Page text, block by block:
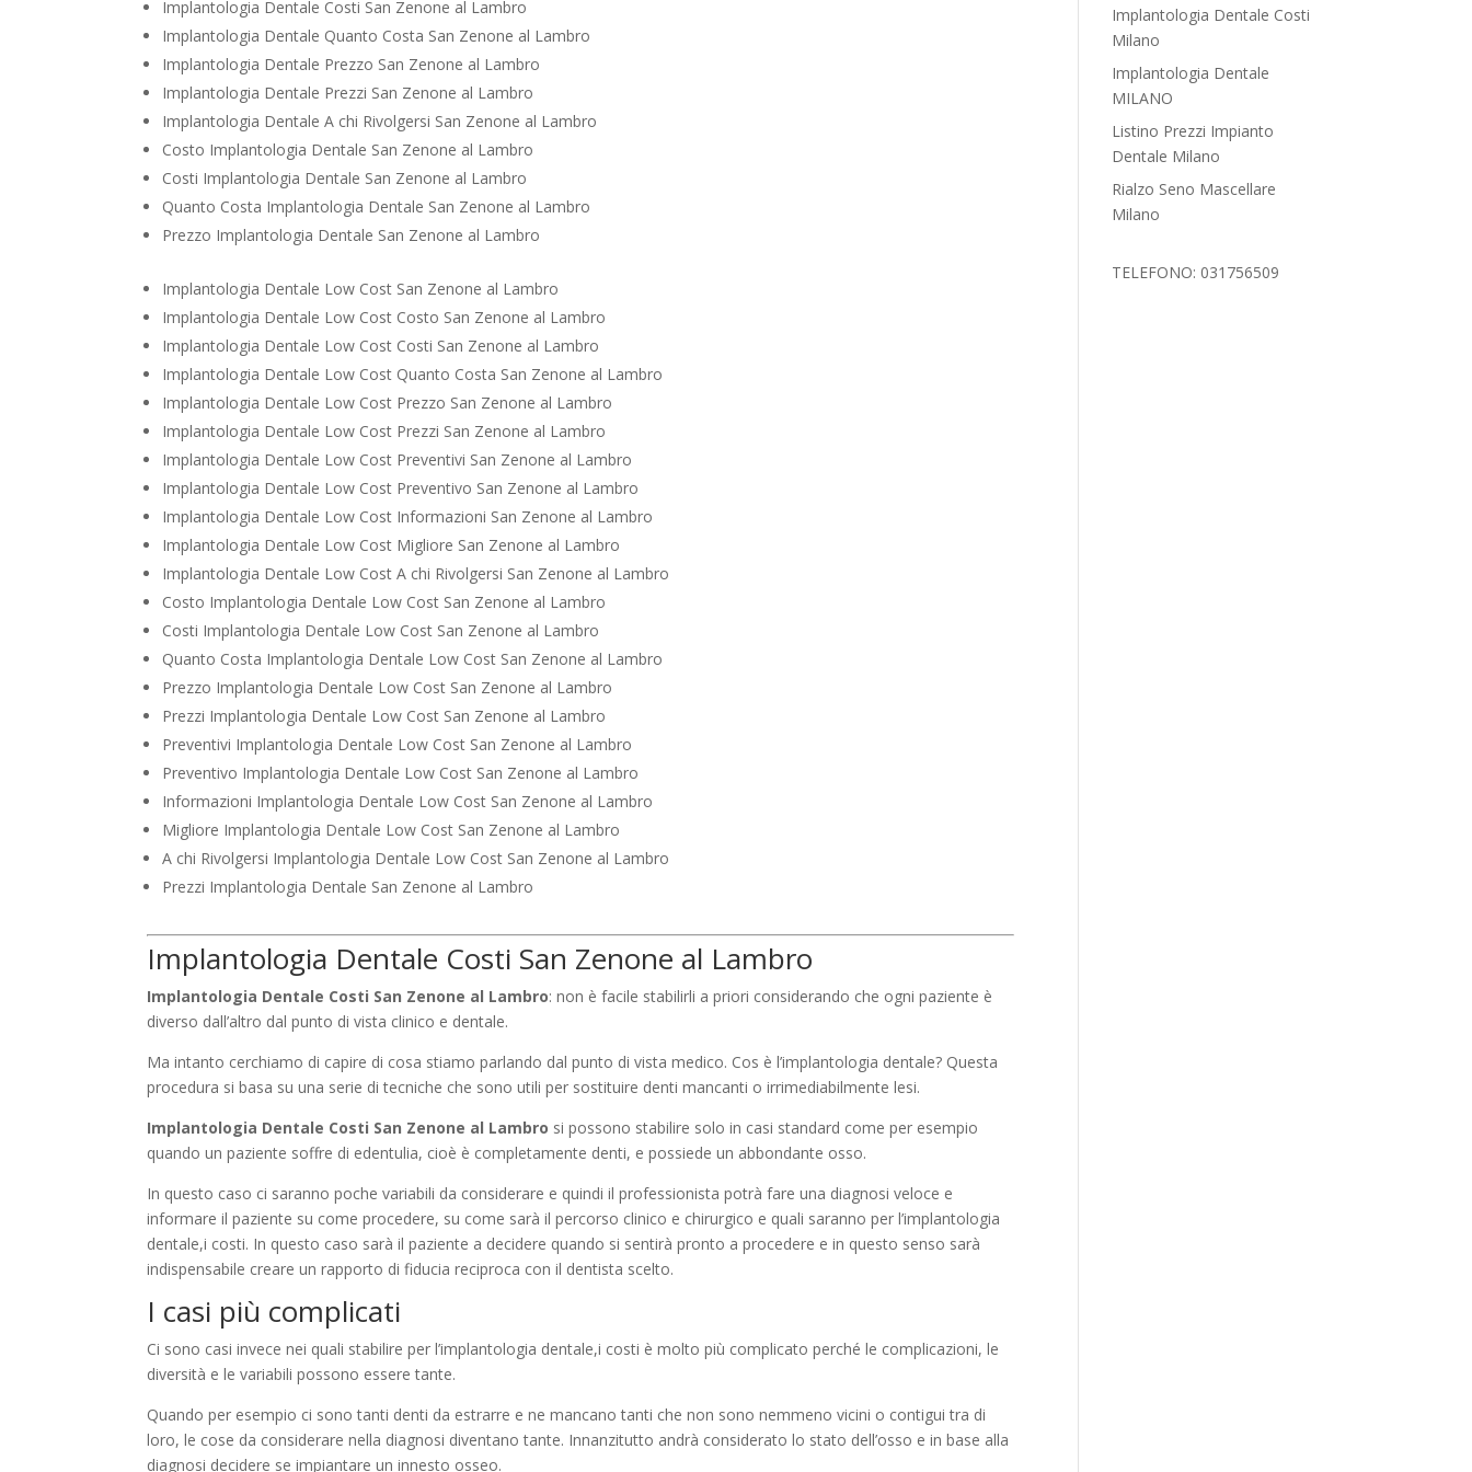
Implantologia Dentale Costi San Zenone al Lambro
Implantologia Dentale Quanto Costa San Zenone al Lambro
Implantologia Dentale Prezzo San Zenone al Lambro
Implantologia Dentale Prezzi San Zenone al Lambro
Implantologia Dentale A chi Rivolgersi San Zenone al Lambro
Costo Implantologia Dentale San Zenone al Lambro
Costi Implantologia Dentale San Zenone al Lambro
Quanto Costa Implantologia Dentale San Zenone al Lambro
Prezzo Implantologia Dentale San Zenone al Lambro
Implantologia Dentale Low Cost San Zenone al Lambro
Implantologia Dentale Low Cost Costo San Zenone al Lambro
Implantologia Dentale Low Cost Costi San Zenone al Lambro
Implantologia Dentale Low Cost Quanto Costa San Zenone al Lambro
Implantologia Dentale Low Cost Prezzo San Zenone al Lambro
Implantologia Dentale Low Cost Prezzi San Zenone al Lambro
Implantologia Dentale Low Cost Preventivi San Zenone al Lambro
Implantologia Dentale Low Cost Preventivo San Zenone al Lambro
Implantologia Dentale Low Cost Informazioni San Zenone al Lambro
Implantologia Dentale Low Cost Migliore San Zenone al Lambro
Implantologia Dentale Low Cost A chi Rivolgersi San Zenone al Lambro
Costo Implantologia Dentale Low Cost San Zenone al Lambro
Costi Implantologia Dentale Low Cost San Zenone al Lambro
Quanto Costa Implantologia Dentale Low Cost San Zenone al Lambro
Prezzo Implantologia Dentale Low Cost San Zenone al Lambro
Prezzi Implantologia Dentale Low Cost San Zenone al Lambro
Preventivi Implantologia Dentale Low Cost San Zenone al Lambro
Preventivo Implantologia Dentale Low Cost San Zenone al Lambro
Informazioni Implantologia Dentale Low Cost San Zenone al Lambro
Migliore Implantologia Dentale Low Cost San Zenone al Lambro
A chi Rivolgersi Implantologia Dentale Low Cost San Zenone al Lambro
Prezzi Implantologia Dentale San Zenone al Lambro
Implantologia Dentale Costi San Zenone al Lambro
Implantologia Dentale Costi San Zenone al Lambro: non è facile stabilirli a priori considerando che ogni paziente è
diverso dall’altro dal punto di vista clinico e dentale.
Ma intanto cerchiamo di capire di cosa stiamo parlando dal punto di vista medico. Cos è l’implantologia dentale? Questa
procedura si basa su una serie di tecniche che sono utili per sostituire denti mancanti o irrimediabilmente lesi.
Implantologia Dentale Costi San Zenone al Lambro si possono stabilire solo in casi standard come per esempio
quando un paziente soffre di edentulia, cioè è completamente denti, e possiede un abbondante osso.
In questo caso ci saranno poche variabili da considerare e quindi il professionista potrà fare una diagnosi veloce e
informare il paziente su come procedere, su come sarà il percorso clinico e chirurgico e quali saranno per l’implantologia
dentale,i costi. In questo caso sarà il paziente a decidere quando si sentirà pronto a procedere e in questo senso sarà
indispensabile creare un rapporto di fiducia reciproca con il dentista scelto.
I casi più complicati
Ci sono casi invece nei quali stabilire per l’implantologia dentale,i costi è molto più complicato perché le complicazioni, le
diversità e le variabili possono essere tante.
Quando per esempio ci sono tanti denti da estrarre e ne mancano tanti che non sono nemmeno vicini o contigui tra di
loro, le cose da considerare nella diagnosi diventano tante. Innanzitutto andrà considerato lo stato dell’osso e in base alla
diagnosi decidere se impiantare un innesto osseo.
Implantologia Dentale Costi
Milano
Implantologia Dentale
MILANO
Listino Prezzi Impianto
Dentale Milano
Rialzo Seno Mascellare
Milano
TELEFONO: 031756509